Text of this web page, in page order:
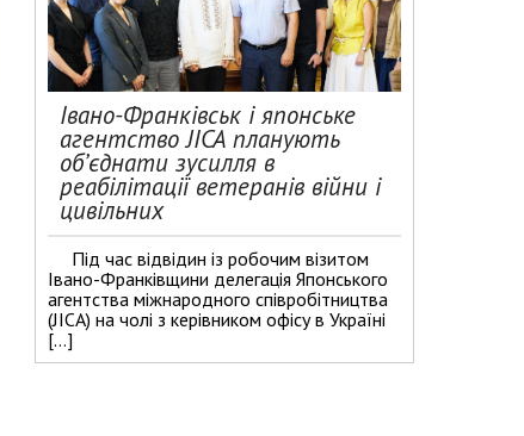
Івано-Франківськ і японське
агентство JICA планують
об’єднати зусилля в
реабілітації ветеранів війни і
цивільних
Під час відвідин із робочим візитом
Івано-Франківщини делегація Японського
агентства міжнародного співробітництва
(JICA) на чолі з керівником офісу в Україні
[…]